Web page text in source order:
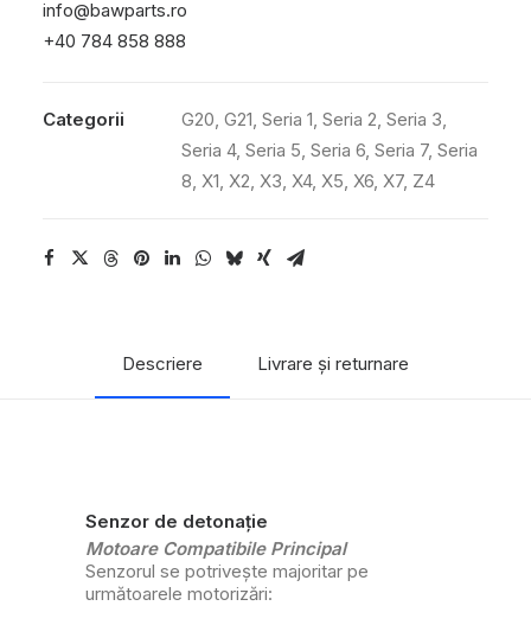
info@bawparts.ro
+40 784 858 888
detonație
Add to wishlist
Categorii G20, G21, Seria 1, Seria 2, Seria 3,
Seria 4, Seria 5, Seria 6, Seria 7, Seria
8, X1, X2, X3, X4, X5, X6, X7, Z4
Descriere Livrare și returnare
Senzor de detonație
Motoare Compatibile Principal
Senzorul se potrivește majoritar pe
următoarele motorizări: